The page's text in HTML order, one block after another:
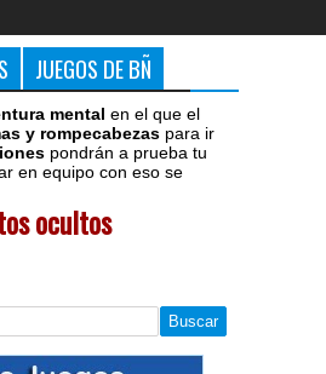
JUEGOS DE BÑ
mental en el que el
y rompecabezas para ir
pondrán a prueba tu
en equipo con eso se
ocultos